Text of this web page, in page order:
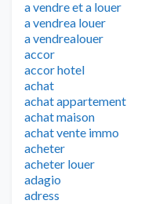
a vendre et a louer
a vendrea louer
a vendrealouer
accor
accor hotel
achat
achat appartement
achat maison
achat vente immo
acheter
acheter louer
adagio
adress